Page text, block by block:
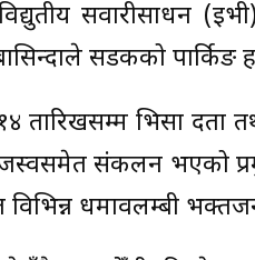
सवारीसाधन
सडकको पार्किङ
तारिखसम्म भिसा दर्ता
संकलन भएको
विभिन्न धर्मावलम्बी